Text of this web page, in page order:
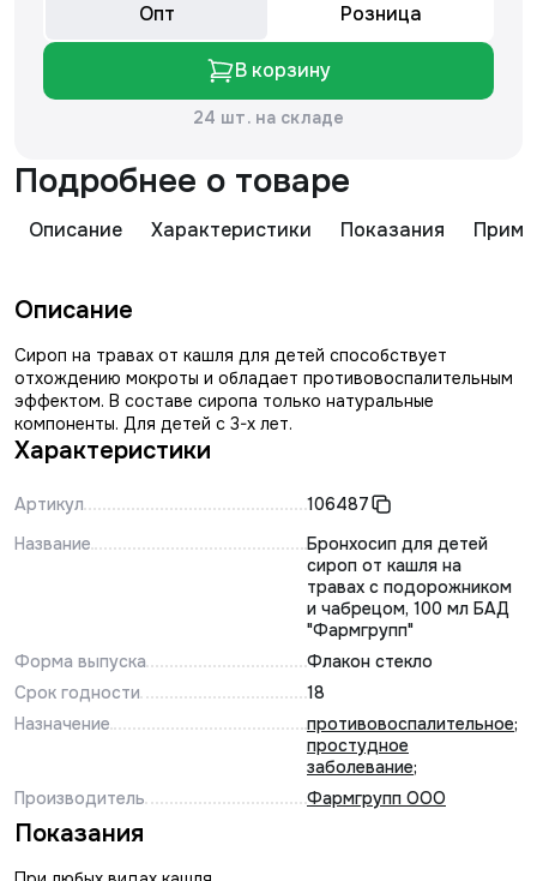
Опт Розница
В корзину
24 шт. на складе
Подробнее о товаре
Описание Характеристики Показания
Описание
Сироп на травах от кашля для детей способствует
отхождению мокроты и обладает противовоспалительным
эффектом. В составе сиропа только натуральные
компоненты. Для детей с 3-х лет.
Характеристики
Артикул
106487
Название
Бронхосип для детей
сироп от кашля на
травах с подорожником
и чабрецом, 100 мл БАД
"Фармгрупп"
Форма выпуска
Флакон стекло
Срок годности
18
Назначение
противовоспалительное;
простудное
заболевание;
Производитель
Фармгрупп ООО
Показания